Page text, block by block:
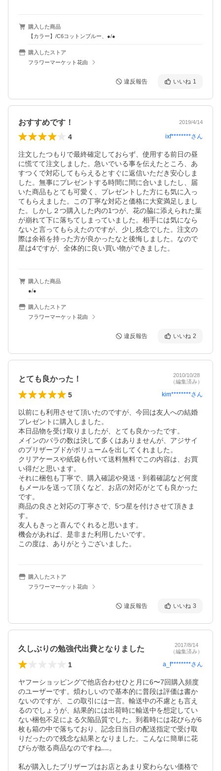
購入した商品
【カラー】/C6コットンブルー、●/●
購入したストア
フラワーマーケット花由
違反報告 いいね 1
おすすめです！ 2019/4/14
4 ixf********さん
注文したつもりで最終確定しておらず、使用する前日の昼
に慌てて注文しました。急いでいる事を伝えたところ、あ
すつくで対応してもらえるとすぐに返信いただき安心しま
した。無事にプレゼントする時間に間に合いましたし、届
いた商品もとても可愛く、プレゼントした方にも気に入っ
てもらえました。この丁寧な対応と価格に大変満足しまし
た。しかし２つ購入した内の1つが、花の脇に添えられた葉
が崩れて下に落ちてしまっていました。相手には気になら
ないと言ってもらえたのですが、少し残念でした。注文の
際は余裕を持った方が良かったなと後悔しました。なので
星は4ですが、全体的に良い買い物ができました。
購入した商品
●/●
購入したストア
フラワーマーケット花由
違反報告 いいね 2
とても良かった！
2010/10/28
（編集済み）
5 kim********さん
以前にも利用させて頂いたのですが、今回は友人への結婚
プレゼントに購入しました。
本日品物を受け取りましたが、とても良かったです。
メインのバラの数は決して多くはありませんが、アジサイ
のプリザーブドがボリュームを出してくれました。
クリアケースや紙袋も付いて送料無料でこの内容は、お買
い得だと思います。
それに梱包も丁寧で、購入確認や発送・到着確認など何度
もメールを送って頂くなど、お店の対応がとても良かった
です。
商品の良さと対応の丁寧さで、5つ星を付けさせて頂きま
す。
友人もきっと喜んでくれると思います。
機会があれば、是非また利用したいです。
この度は、ありがとうございました。
購入したストア
フラワーマーケット花由
違反報告 いいね 3
久しぶりの勉強代出費となりました
2017/8/14
（編集済み）
1 a_f********さん
ヤフーショッピングで他店合わせひと月に6〜7回購入頻度
のユーザーです。煩わしいので基本的に普段は評価は書か
ないのですが、この取引には一言。輸送中の不慮とも言え
るのでしょうが、結果的には出荷時に輸送中を想定してい
ない梱包不足による欠陥品質でした。到着時には花びらが6
枚も箱の中で落ちており、記念日当日の配送指定で受け取
りだったので残念な結果となりました。こんなに簡単に花
びらが散る商品なのですね‥‥。
私が購入したブリザーブはお店とあまり変わらない価格で